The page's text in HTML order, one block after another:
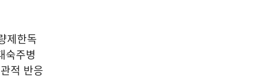
제한독
숙주병
적 반응